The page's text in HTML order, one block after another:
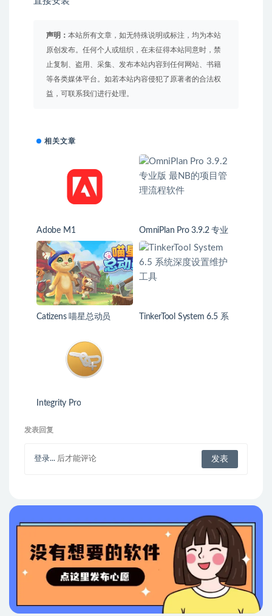
声明： 本站所有文章，如无特殊说明或标注，均为本站
原创发布。任何个人或组织，在未征得本站同意时，禁
止复制、盗用、采集、发布本站内容到任何网站、书籍
等各类媒体平台。如若本站内容侵犯了原著者的合法权
益，可联系我们进行处理。
相关文章
Adobe M1
OmniPlan Pro 3.9.2 专业
版 最NB的项目管理流程
软件
Catizens 喵星总动员
TinkerTool System 6.5 系
Integrity Pro
发表回复
登录... 后才能评论